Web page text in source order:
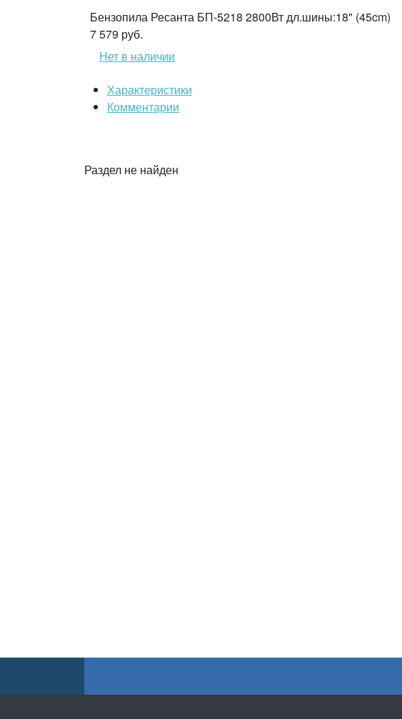
Бензопила Ресанта БП-5218 2800Вт дл.шины:18" (45cm)
7 579 руб.
Нет в наличии
Характеристики
Комментарии
Раздел не найден